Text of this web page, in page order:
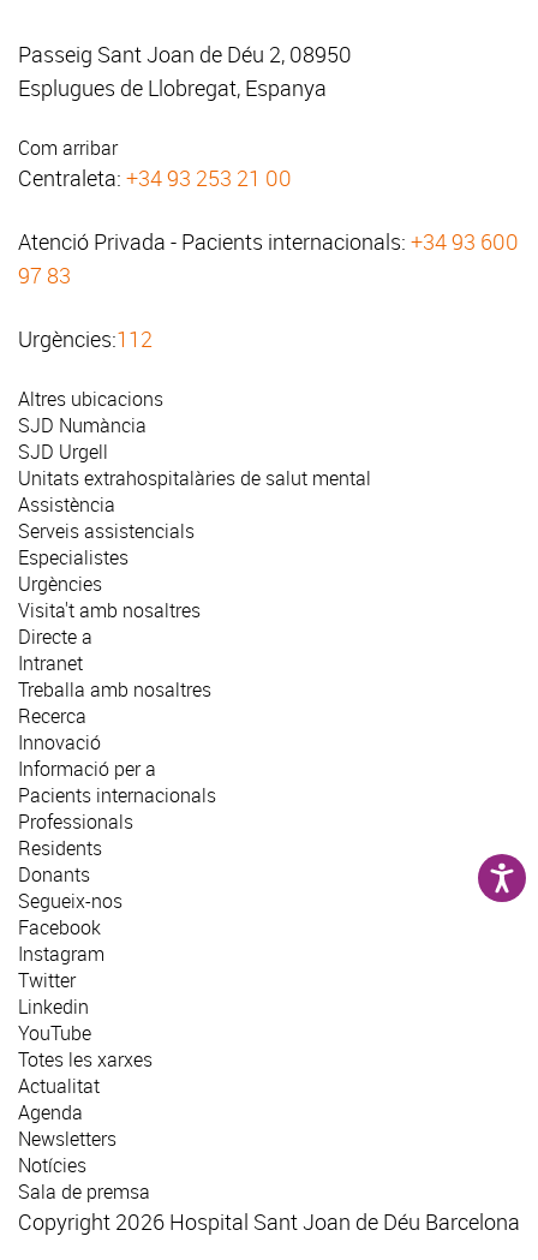
Passeig Sant Joan de Déu 2, 08950
Esplugues de Llobregat, Espanya
Com arribar
Centraleta: +34 93 253 21 00
Atenció Privada - Pacients internacionals: +34 93 600
97 83
Urgències:112
Altres ubicacions
SJD Numància
SJD Urgell
Unitats extrahospitalàries de salut mental
Assistència
Serveis assistencials
Especialistes
Urgències
Visita't amb nosaltres
Directe a
Intranet
Treballa amb nosaltres
Recerca
Innovació
Informació per a
Pacients internacionals
Professionals
Residents
Donants
Segueix-nos
Facebook
Instagram
Twitter
Linkedin
YouTube
Totes les xarxes
Actualitat
Agenda
Newsletters
Notícies
Sala de premsa
Copyright 2026 Hospital Sant Joan de Déu Barcelona